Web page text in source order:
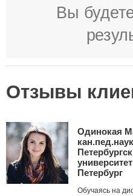
Вы
Отзывы
Одинокая
Петербург
Обучаясь на